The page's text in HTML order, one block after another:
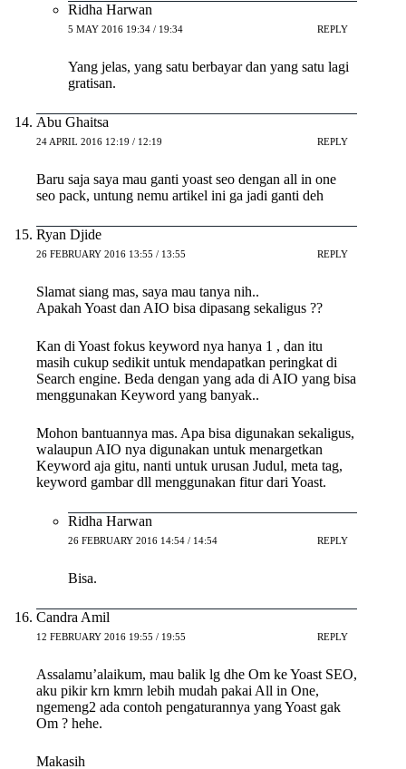
Ridha Harwan
5 MAY 2016 19:34 / 19:34 REPLY
Yang jelas, yang satu berbayar dan yang satu lagi
gratisan.
Abu Ghaitsa
24 APRIL 2016 12:19 / 12:19 REPLY
Baru saja saya mau ganti yoast seo dengan all in one
seo pack, untung nemu artikel ini ga jadi ganti deh
Ryan Djide
26 FEBRUARY 2016 13:55 / 13:55 REPLY
Slamat siang mas, saya mau tanya nih..
Apakah Yoast dan AIO bisa dipasang sekaligus ??
Kan di Yoast fokus keyword nya hanya 1 , dan itu
masih cukup sedikit untuk mendapatkan peringkat di
Search engine. Beda dengan yang ada di AIO yang bisa
menggunakan Keyword yang banyak..
Mohon bantuannya mas. Apa bisa digunakan sekaligus,
walaupun AIO nya digunakan untuk menargetkan
Keyword aja gitu, nanti untuk urusan Judul, meta tag,
keyword gambar dll menggunakan fitur dari Yoast.
Ridha Harwan
26 FEBRUARY 2016 14:54 / 14:54 REPLY
Bisa.
Candra Amil
12 FEBRUARY 2016 19:55 / 19:55 REPLY
Assalamu’alaikum, mau balik lg dhe Om ke Yoast SEO,
aku pikir krn kmrn lebih mudah pakai All in One,
ngemeng2 ada contoh pengaturannya yang Yoast gak
Om ? hehe.
Makasih